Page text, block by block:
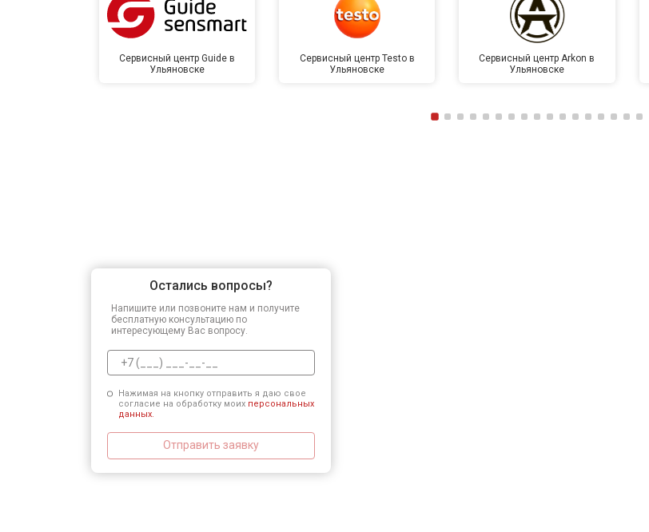
Сервисный центр Guide в
Ульяновске
Сервисный центр Testo в
Ульяновске
Сервисный центр Arkon в
Ульяновске
Остались вопросы?
Напишите или позвоните нам и получите
бесплатную консультацию по
интересующему Вас вопросу.
Нажимая на кнопку отправить я даю свое
согласие на обработку моих персональных
данных.
Отправить заявку